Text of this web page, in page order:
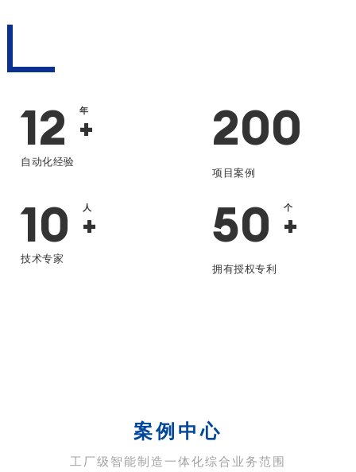
12 年
+
自动化经验
200
项目案例
10 人
+
技术专家
50 个
+
拥有授权专利
案例中心
工厂级智能制造一体化综合业务范围